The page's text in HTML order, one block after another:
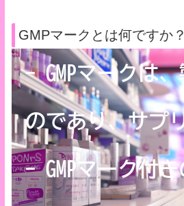
GMPマークとは何ですか？